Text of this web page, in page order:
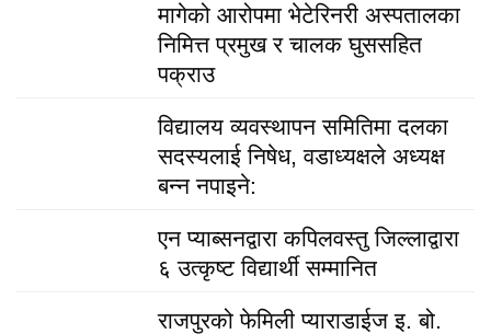
मागेको आरोपमा भेटेरिनरी अस्पतालका
निमित्त प्रमुख र चालक घुससहित
पक्राउ
विद्यालय व्यवस्थापन समितिमा दलका
सदस्यलाई निषेध, वडाध्यक्षले अध्यक्ष
बन्न नपाइने:
एन प्याब्सनद्वारा कपिलवस्तु जिल्लाद्वारा
६ उत्कृष्ट विद्यार्थी सम्मानित
राजपुरको फेमिली प्याराडाईज इ. बो.